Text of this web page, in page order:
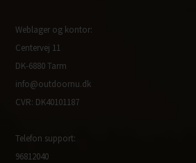
Weblager og kontor:
Centervej 11
DK-6880 Tarm
info@outdoornu.dk
CVR: DK40101187
Telefon support:
96812040